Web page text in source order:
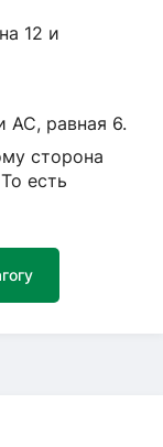
12 и
АС, равная 6.
сторона
есть